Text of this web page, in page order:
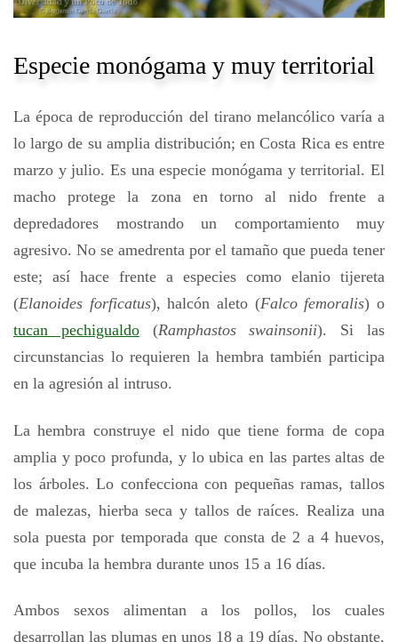
Especie monógama y muy territorial
La época de reproducción del tirano melancólico varía a
lo largo de su amplia distribución; en Costa Rica es entre
marzo y julio. Es una especie monógama y territorial. El
macho protege la zona en torno al nido frente a
depredadores mostrando un comportamiento muy
agresivo. No se amedrenta por el tamaño que pueda tener
este; así hace frente a especies como elanio tijereta
(Elanoides forficatus), halcón aleto (Falco femoralis) o
tucan pechigualdo(Ramphastos swainsonii). Si las
circunstancias lo requieren la hembra también participa
en la agresión al intruso.
La hembra construye el nido que tiene forma de copa
amplia y poco profunda, y lo ubica en las partes altas de
los árboles. Lo confecciona con pequeñas ramas, tallos
de malezas, hierba seca y tallos de raíces. Realiza una
sola puesta por temporada que consta de 2 a 4 huevos,
que incuba la hembra durante unos 15 a 16 días.
Ambos sexos alimentan a los pollos, los cuales
desarrollan las plumas en unos 18 a 19 días. No obstante,